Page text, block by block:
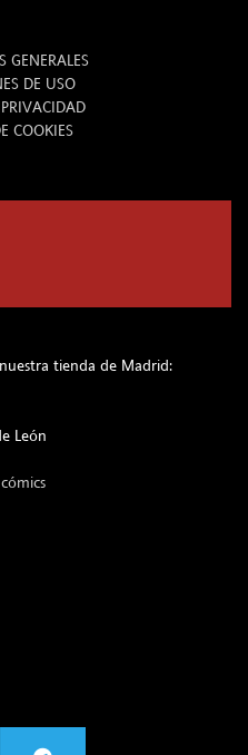
GENERALES
DE USO
COOKIES
tienda de Madrid:
León